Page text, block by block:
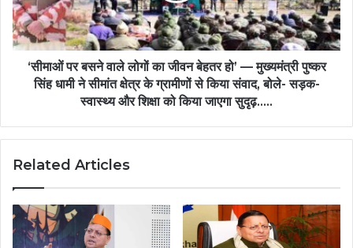
‘सीमाओं पर बसने वाले लोगों का जीवन बेहतर हो’ — मुख्यमंत्री पुष्कर
सिंह धामी ने सीमांत क्षेत्र के ग्रामीणों से किया संवाद, बोले- सड़क-
स्वास्थ्य और शिक्षा को किया जाएगा सुदृढ़.....
Related Articles